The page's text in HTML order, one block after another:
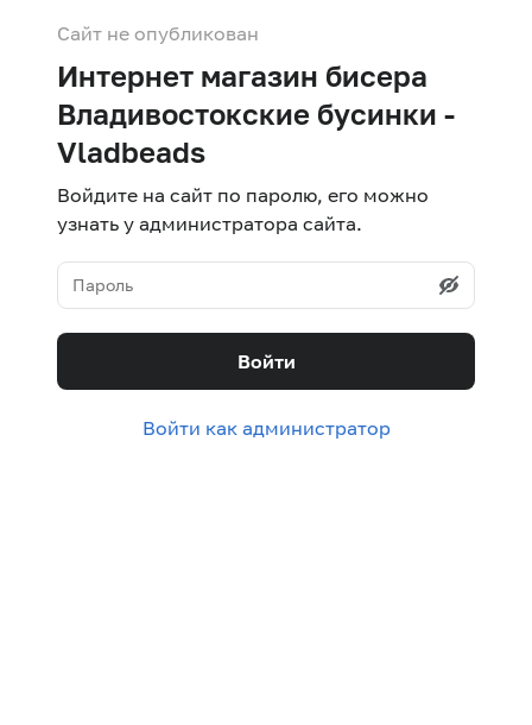
Сайт не опубликован
Интернет магазин бисера
Владивостокские бусинки -
Vladbeads
Войдите на сайт по паролю, его можно
узнать у администратора сайта.
Войти
Войти как администратор